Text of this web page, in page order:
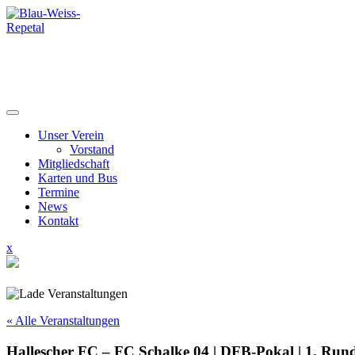
Skip
to
Unser Verein
Vorstand
Mitgliedschaft
Karten und Bus
Termine
News
Kontakt
xClose
Menu
« Alle Veranstaltungen
Hallescher FC – FC Schalke 04 | DFB-Pokal | 1.